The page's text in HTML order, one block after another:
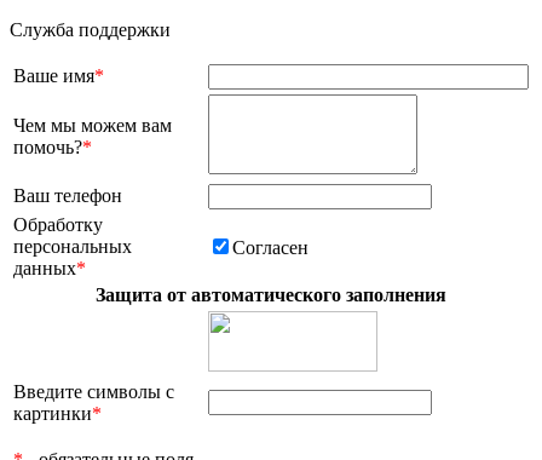
Служба поддержки
Ваше имя*
Чем мы можем вам
помочь?*
Ваш телефон
Обработку
персональных
данных*
Согласен
Защита от автоматического заполнения
Введите символы с
картинки*